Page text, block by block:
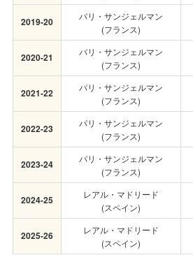
2019-20
パリ・サンジェルマン
(フランス)
2020-21
パリ・サンジェルマン
(フランス)
2021-22
パリ・サンジェルマン
(フランス)
2022-23
パリ・サンジェルマン
(フランス)
2023-24
パリ・サンジェルマン
(フランス)
2024-25
レアル・マドリード
(スペイン)
2025-26
レアル・マドリード
(スペイン)